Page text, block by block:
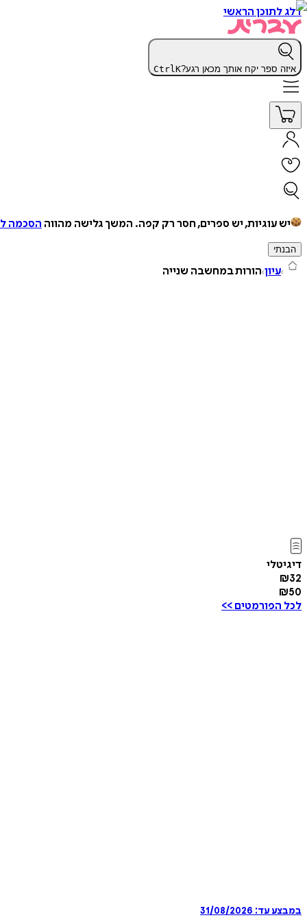
דלג לתוכן הראשי
איזה ספר יקח אותך מכאן רגע? CtrlK
יש עוגיות, יש ספרים, חסר רק קפה. המשך גלישה מהווה הסכמה
הבנתי
עיון הורות במחשבה שנייה
דיגיטלי
₪32
₪50
לכל הפורמטים >>
במבצע עד: 31/08/2026